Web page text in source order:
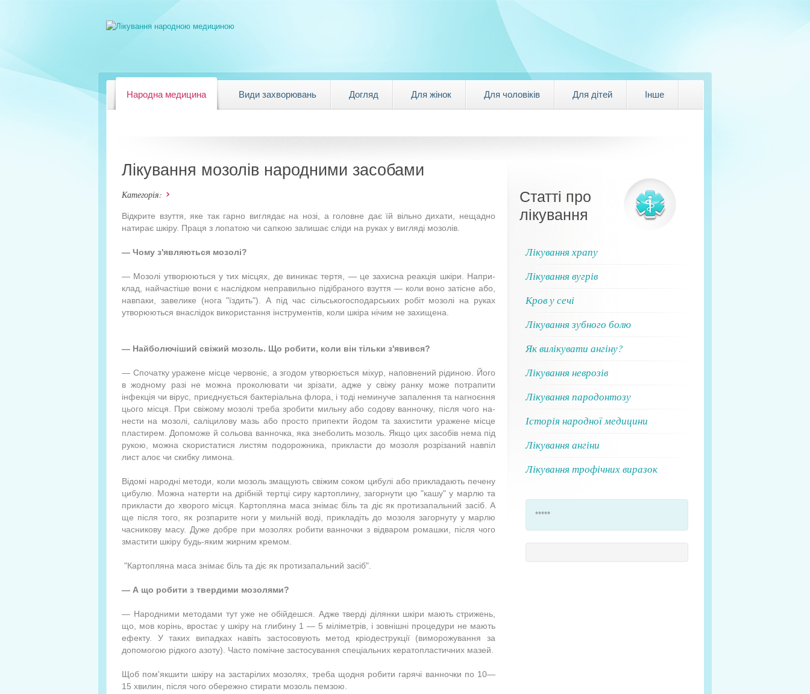
Народна медицина Види захворювань Догляд Для жінок Для чоловіків Для дітей Інше
Лікування мозолів народними засобами
Категорія:
Відкрите взуття, яке так гарно виглядає на нозі, а головне дає їй вільно дихати, нещадно
натирає шкіру. Праця з лопатою чи сапкою залишає сліди на руках у вигляді мозолів.
— Чому з'являються мозолі?
— Мозолі утворюються у тих місцях, де виникає тертя, — це захисна реакція шкіри. Напри­
клад, найчастіше вони є на­слідком неправильно підібра­ного взуття — коли воно за­тісне або,
навпаки, завелике (нога "їздить"). А під час сіль­ськогосподарських робіт мо­золі на руках
утворюються внаслідок використання інс­трументів, коли шкіра нічим не захищена.
— Найболючіший свіжий мо­золь. Що робити, коли він тільки з'явився?
— Спочатку уражене місце червоніє, а згодом утворюєть­ся міхур, наповнений ріди­ною. Його
в жодному разі не можна проколювати чи зрі­зати, адже у свіжу ранку може потрапити
інфекція чи вірус, приєднується бактеріальна флора, і тоді неминуче запа­лення та нагноєння
цього місця. При свіжому мозолі треба зробити мильну або со­дову ванночку, після чого на­
нести на мозолі, саліцилову мазь або просто припекти йо­дом та захистити уражене міс­це
пластирем. Допоможе й со­льова ванночка, яка знеболить мозоль. Якщо цих засобів нема під
рукою, можна скористати­ся листям подорожника, при­класти до мозоля розрізаний навпіл
лист алоє чи скибку ли­мона.
Відомі народні методи, коли мозоль змащують свіжим со­ком цибулі або прикладають печену
цибулю. Можна натер­ти на дрібній тертці сиру кар­топлину, загорнути цю "кашу" у марлю та
прикласти до хво­рого місця. Картопляна маса знімає біль та діє як протиза­пальний засіб. А
ще після того, як розпарите ноги у мильній воді, прикладіть до мозоля за­горнуту у марлю
часникову масу. Дуже добре при мозолях робити ванночки з відваром ромашки, після чого
змасти­ти шкіру будь-яким жирним кремом.
"Картопляна маса знімає біль та діє як протизапальний засіб".
— А що робити з твердими мозолями?
— Народними методами тут уже не обійдешся. Адже тверді ділянки шкіри мають стри­жень,
що, мов корінь, вростає у шкіру на глибину 1 — 5 міліметрів, і зовнішні проце­дури не мають
ефекту. У таких випадках навіть застосовують метод кріодеструкції (виморо­жування за
допомогою рідкого азоту). Часто помічне застосу­вання спеціальних кератопластичних мазей.
Щоб пом'якшити шкіру на застарілих мозолях, треба що­дня робити гарячі ванночки по 10—
15 хвилин, після чого обе­режно стирати мозоль пемзою.
Статті про
лікування
Лікування храпу
Лікування вугрів
Кров у сечі
Лікування зубного болю
Як вилікувати ангіну?
Лікування неврозів
Лікування пародонтозу
Історія народної медицини
Лікування ангіни
Лікування трофічних виразок
*****